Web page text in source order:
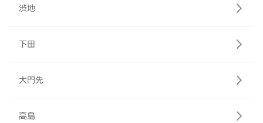
渋地
下田
大門先
高島